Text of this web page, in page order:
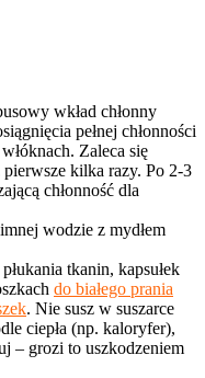
wkład chłonny
pełnej chłonności
Zaleca się
pierwsze kilka razy. Po 2-3
chłonność dla
wodzie z mydłem
tkanin, kapsułek
do białego prania
. Nie susz w suszarce
ciepła (np. kaloryfer),
– grozi to uszkodzeniem